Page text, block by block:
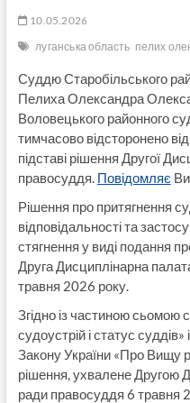
10.05.2026
луганська область пелих
Суддю Старобільського
Пелиха Олександра
Воловецького районного
тимчасово відсторонено
підставі рішення Другої
правосуддя. Повідомляє
Рішення про притягнення
відповідальності та
стягнення у виді подання
Друга Дисциплінарна
травня 2026 року.
Згідно із частиною сьомою
судоустрій і статус
Закону України «Про Вищу
рішення, ухвалене Другою
ради правосуддя 6 травня